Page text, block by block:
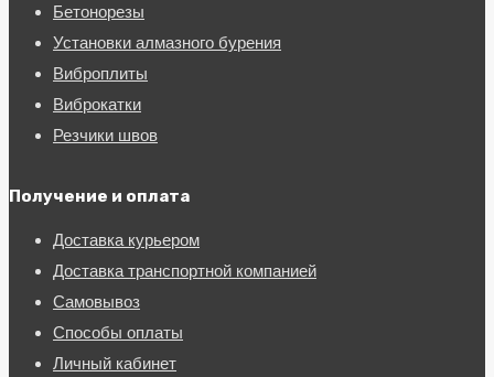
Бетонорезы
Установки алмазного бурения
Виброплиты
Виброкатки
Резчики швов
Получение и оплата
Доставка курьером
Доставка транспортной компанией
Самовывоз
Способы оплаты
Личный кабинет